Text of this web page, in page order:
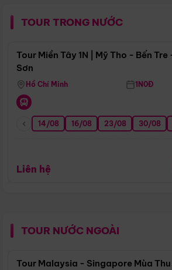
TOUR TRONG NƯỚC
Tour Miền Tây 1N | Mỹ Tho - Bến
Sơn
Hồ Chí Minh 1N0Đ
14/08 16/08 23/08 30/08
Liên hệ
TOUR NƯỚC NGOÀI
Tour Malaysia - Singapore Mùa Thu